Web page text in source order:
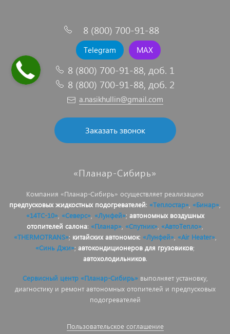
8 (800) 700-91-88
Telegram MAX
8 (800) 700-91-88, доб. 1
8 (800) 700-91-88, доб. 2
a.nasikhullin@gmail.com
Заказать звонок
«Планар-Сибирь»
Компания «Планар-Сибирь» осуществляет реализацию
предпусковых жидкостных подогревателей: «Теплостар» «Бинар»
«14ТС-10», «Северс», «Лунфей»; автономных воздушных
отопителей салона: «Планар» «Спутник» «АвтоТепло»
«THERMOTRANS»; китайских автономок: «Лунфей», «Air Heater»,
«Синь Джи»; автокондиционеров для грузовиков;
автохолодильников.
Сервисный центр «Планар-Сибирь»выполняет установку,
диагностику и ремонт автономных отопителей и предпусковых
подогревателей
Пользовательское соглашение